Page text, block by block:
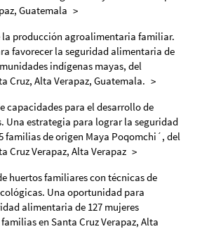
Guatemala
la producción agroalimentaria familiar.
favorecer la seguridad alimentaria de
indígenas mayas, del
Cruz, Alta Verapaz, Guatemala.
capacidades para el desarrollo de
Una estrategia para lograr la seguridad
familias de origen Maya Poqomchi´, del
Cruz Verapaz, Alta Verapaz
huertos familiares con técnicas de
Una oportunidad para
alimentaria de 127 mujeres
en Santa Cruz Verapaz, Alta